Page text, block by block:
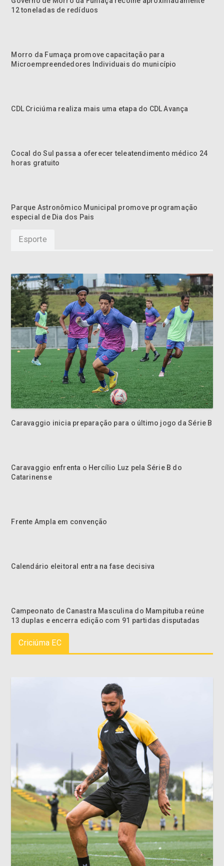
12 toneladas de redíduos
Morro da Fumaça promove capacitação para
Microempreendedores Individuais do município
CDL Criciúma realiza mais uma etapa do CDL Avança
Cocal do Sul passa a oferecer teleatendimento médico 24
horas gratuito
Parque Astronômico Municipal promove programação
especial de Dia dos Pais
Esporte
Caravaggio inicia preparação para o último jogo da Série B
Caravaggio enfrenta o Hercílio Luz pela Série B do
Catarinense
Frente Ampla em convenção
Calendário eleitoral entra na fase decisiva
Campeonato de Canastra Masculina do Mampituba reúne
13 duplas e encerra edição com 91 partidas disputadas
Criciúma EC